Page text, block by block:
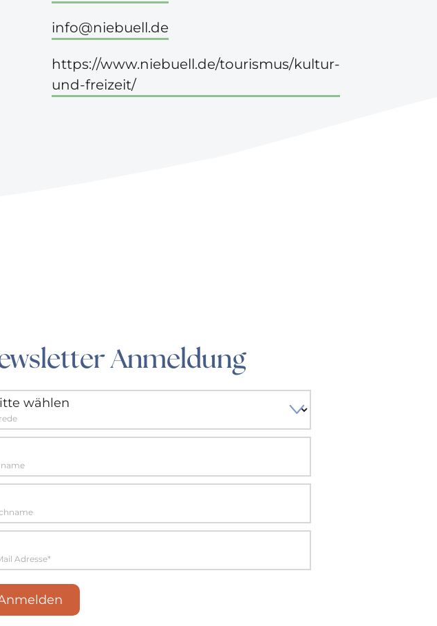
info@niebuell.de
https://www.niebuell.de/tourismus/kultur-
und-freizeit/
Anmeldung
Adresse*